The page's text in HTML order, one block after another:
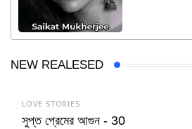
NEW REALESED
LOVE STORIES
সুপ্ত প্রেমের আগুন - 30